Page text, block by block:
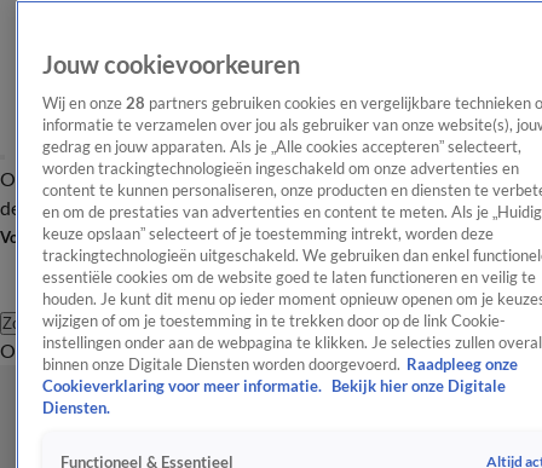
OverzichtAfleveringen Entertainment TV Algemeen
Tip
de redactieNieuwsbrief
Volg Shownieuws
Zoeken
OverzichtEntertainmentSpraakmakendRealityCrimeVideo's
Jouw cookievoorkeuren
Wij en onze 28 partners gebruiken cookies en vergelijkbare technieken
informatie te verzamelen over jou als gebruiker van onze website(s),
gedrag en jouw apparaten. Als je „Alle cookies accepteren” selecteert,
worden trackingtechnologieën ingeschakeld om onze advertenties en
content te kunnen personaliseren, onze producten en diensten te
en om de prestaties van advertenties en content te meten. Als je
keuze opslaan” selecteert of je toestemming intrekt, worden deze
trackingtechnologieën uitgeschakeld. We gebruiken dan enkel
essentiële cookies om de website goed te laten functioneren en veilig te
houden. Je kunt dit menu op ieder moment opnieuw openen om je
wijzigen of om je toestemming in te trekken door op de link Cookie-
instellingen onder aan de webpagina te klikken. Je selecties zullen overal
binnen onze Digitale Diensten worden doorgevoerd. Raadpleeg onze
Cookieverklaring voor meer informatie.
Bekijk hier onze Digitale
Diensten.
Functioneel & Essentieel Altijd